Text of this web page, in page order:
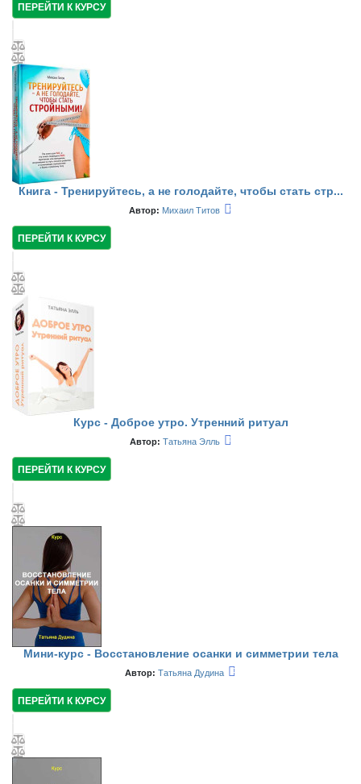
ПЕРЕЙТИ К КУРСУ
Книга - Тренируйтесь, а не голодайте, чтобы стать стр...
Автор: Михаил Титов
ПЕРЕЙТИ К КУРСУ
Курс - Доброе утро. Утренний ритуал
Автор: Татьяна Элль
ПЕРЕЙТИ К КУРСУ
Мини-курс - Восстановление осанки и симметрии тела
Автор: Татьяна Дудина
ПЕРЕЙТИ К КУРСУ